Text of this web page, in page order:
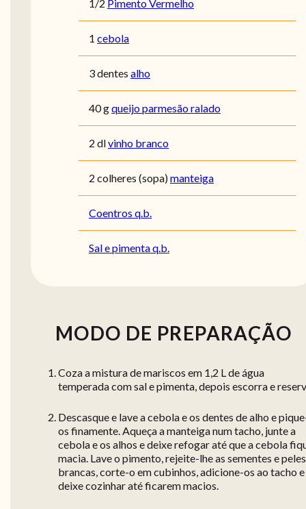
1/2 Pimento Vermelho
1 cebola
3 dentes alho
40 gqueijo parmesão ralado
2 dlvinho branco
2 colheres (sopa)manteiga
Coentros q.b.
Sal e pimenta q.b.
MODO DE PREPARAÇÃO
Coza a mistura de mariscos em 1,2 L de água
temperada com sal e pimenta, depois escorra e
Descasque e lave a cebola e os dentes de alho e
os finamente. Aqueça a manteiga num tacho, junte a
cebola e os alhos e deixe refogar até que a cebola
macia. Lave o pimento, rejeite-lhe as sementes e peles
brancas, corte-o em cubinhos, adicione-os ao tacho e
deixe cozinhar até ficarem macios.